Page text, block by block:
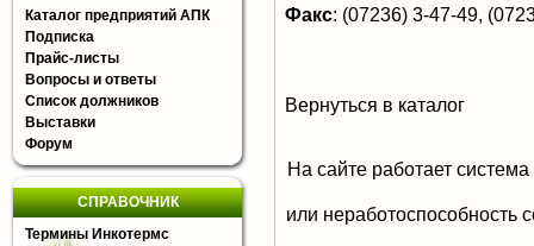
Каталог предприятий АПК
Подписка
Прайс-листы
Вопросы и ответы
Список должников
Выставки
Форум
СПРАВОЧНИК
Термины Инкотермс
Факс: (07236) 3-47-49,
Вернуться в каталог
На сайте работает
или неработоспособность